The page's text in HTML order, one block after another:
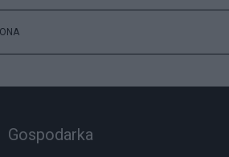
Gospodarka